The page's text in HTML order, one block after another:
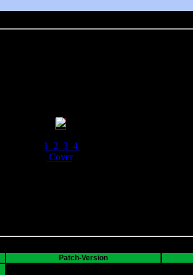
1 2 3 4
Cover
Patch-Version